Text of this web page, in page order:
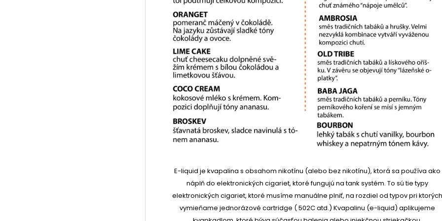
E-liquid je kvapalina s obsahom nikotínu (alebo bez nikotínu), ktorá sa používa ako
náplň do elektronických cigariet, ktoré fungujú na tank systém. To sú tie typy
elektronických cigariet, ktoré musíme manuálne plniť, na rozdiel od typov pri
vymieňame jednorázové cartridge ( 502C atd.) Kvapalinu (e-liquid) aplikujeme